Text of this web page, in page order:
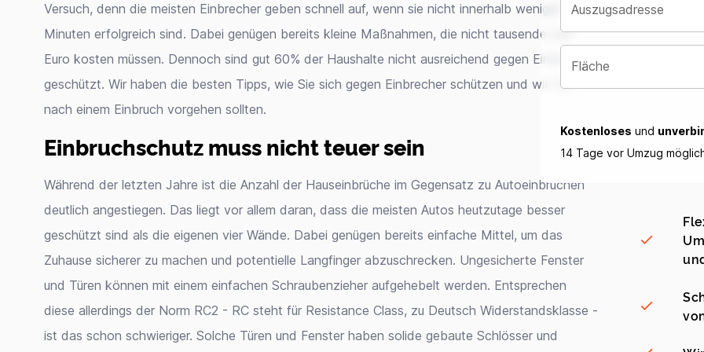
Versuch, denn die meisten Einbrecher geben schnell auf, wenn sie nicht innerhalb weniger
Minuten erfolgreich sind. Dabei genügen bereits kleine Maßnahmen, die nicht tausende von
Euro kosten müssen. Dennoch sind gut 60% der Haushalte nicht ausreichend gegen Einbruch
geschützt. Wir haben die besten Tipps, wie Sie sich gegen Einbrecher schützen und wie Sie
nach einem Einbruch vorgehen sollten.
Einbruchschutz muss nicht teuer sein
Während der letzten Jahre ist die Anzahl der Hauseinbrüche im Gegensatz zu Autoeinbrüchen
deutlich angestiegen. Das liegt vor allem daran, dass die meisten Autos heutzutage besser
geschützt sind als die eigenen vier Wände. Dabei genügen bereits einfache Mittel, um das
Zuhause sicherer zu machen und potentielle Langfinger abzuschrecken. Ungesicherte Fenster
und Türen können mit einem einfachen Schraubenzieher aufgehebelt werden. Entsprechen
diese allerdings der Norm RC2 - RC steht für Resistance Class, zu Deutsch Widerstandsklasse -
ist das schon schwieriger. Solche Türen und Fenster haben solide gebaute Schlösser und
Auszugsadresse
Fläche
Kostenloses und
14 Tage vor Umzug